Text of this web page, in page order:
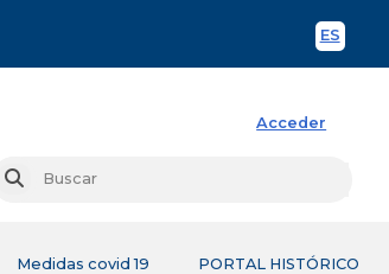
ES
Acceder
Buscar
Medidas covid 19 PORTAL HISTÓRICO